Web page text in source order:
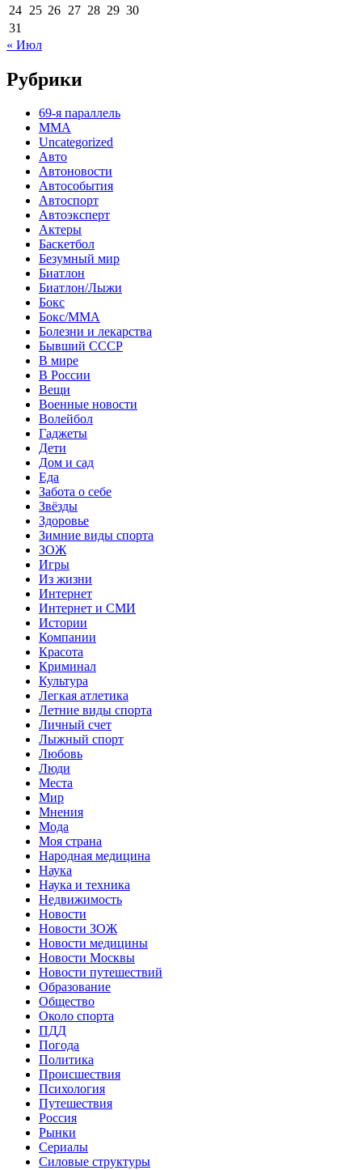
24 25 26 27 28 29 30
31
« Июл
Рубрики
69-я параллель
MMA
Uncategorized
Авто
Автоновости
Автособытия
Автоспорт
Автоэксперт
Актеры
Баскетбол
Безумный мир
Биатлон
Биатлон/Лыжи
Бокс
Бокс/MMA
Болезни и лекарства
Бывший СССР
В мире
В России
Вещи
Военные новости
Волейбол
Гаджеты
Дети
Дом и сад
Еда
Забота о себе
Звёзды
Здоровье
Зимние виды спорта
ЗОЖ
Игры
Из жизни
Интернет
Интернет и СМИ
Истории
Компании
Красота
Криминал
Культура
Легкая атлетика
Летние виды спорта
Личный счет
Лыжный спорт
Любовь
Люди
Места
Мир
Мнения
Мода
Моя страна
Народная медицина
Наука
Наука и техника
Недвижимость
Новости
Новости ЗОЖ
Новости медицины
Новости Москвы
Новости путешествий
Образование
Общество
Около спорта
ПДД
Погода
Политика
Происшествия
Психология
Путешествия
Россия
Рынки
Сериалы
Силовые структуры